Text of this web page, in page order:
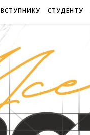
ВСТУПНИКУ СТУДЕНТУ